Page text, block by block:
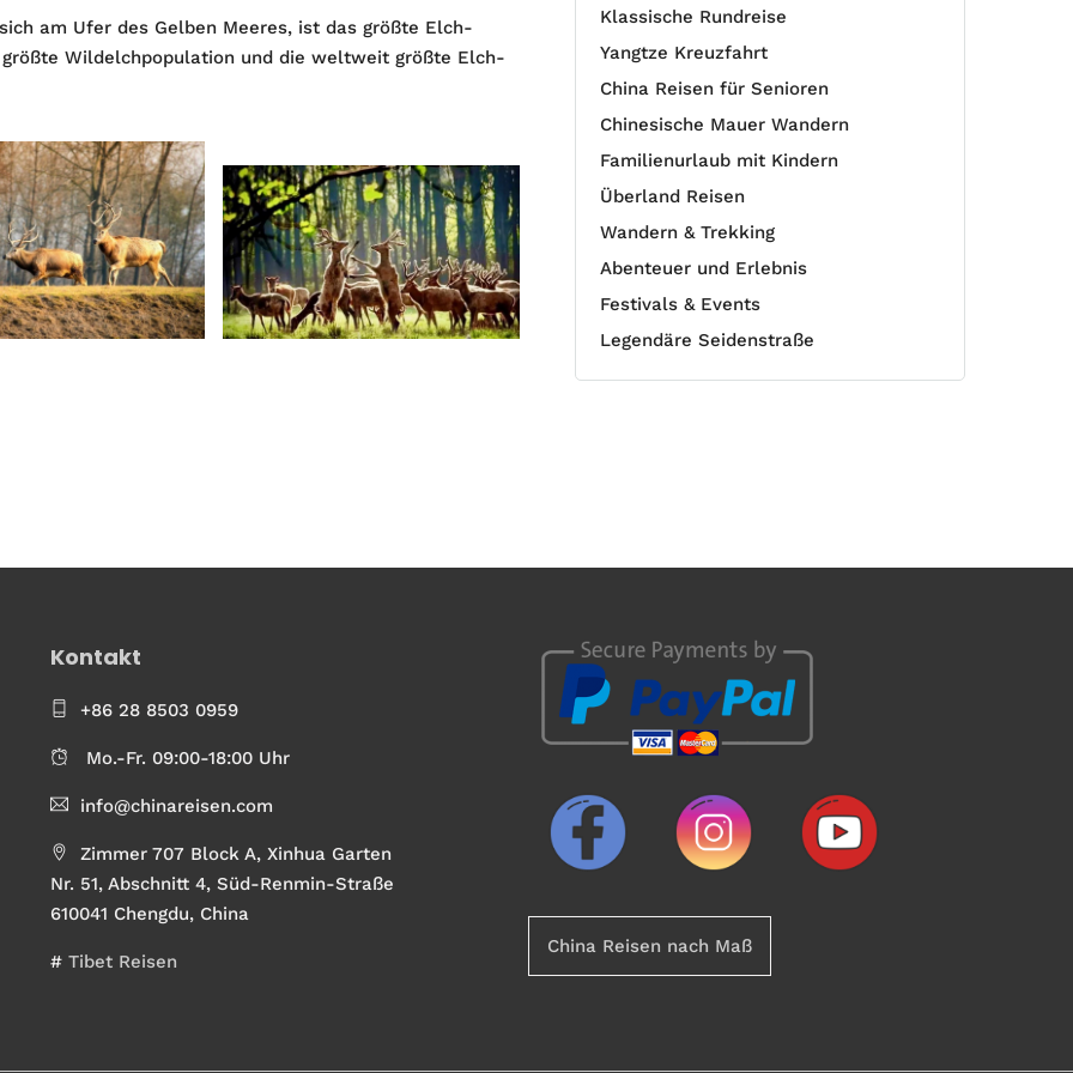
am Ufer des Gelben Meeres, ist das größte Elch-
Wildelchpopulation und die weltweit größte Elch-
Klassische Rundreise
Yangtze Kreuzfahrt
China Reisen für Senioren
Chinesische Mauer Wandern
Familienurlaub mit Kindern
Überland Reisen
Wandern & Trekking
Abenteuer und Erlebnis
Festivals & Events
Legendäre Seidenstraße
Kontakt
+86 28 8503 0959
Mo.-Fr. 09:00-18:00 Uhr
info@chinareisen.com
Zimmer 707 Block A, Xinhua Garten
Nr. 51, Abschnitt 4, Süd-Renmin-Straße
610041 Chengdu, China
# Tibet Reisen
China Reisen nach Maß